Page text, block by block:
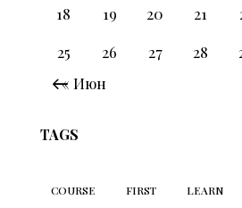
18
19 20 21
25
26 27 28
« Июн
TAGS
COURSE FIRST LEARN